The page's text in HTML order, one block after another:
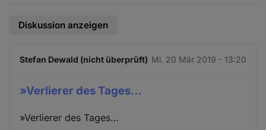
Diskussion anzeigen
Stefan Dewald (nicht überprüft) Mi. 20 Mär 2019 - 13:20
»Verlierer des Tages…
»Verlierer des Tages…